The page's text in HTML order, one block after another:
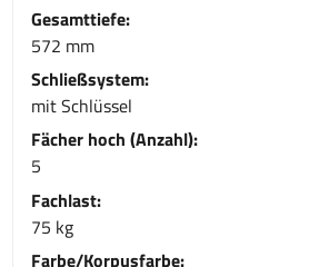
Gesamttiefe:
572 mm
Schließsystem:
mit Schlüssel
Fächer hoch (Anzahl):
5
Fachlast:
75 kg
Farbe/Korpusfarbe: